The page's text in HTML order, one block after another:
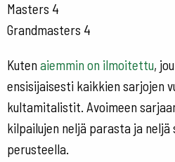
Masters 4
Grandmasters 4
Kuten aiemmin on ilmoitettu,
ensisijaisesti kaikkien sarjojen
kultamitalistit. Avoimeen
kilpailujen neljä parasta ja neljä
perusteella.